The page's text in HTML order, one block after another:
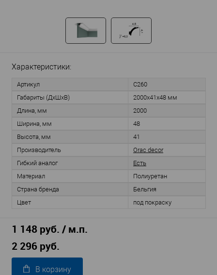
Характеристики:
Артикул
C260
Габариты (ДхШхВ)
2000x41x48 мм
Длина, мм
2000
Ширина, мм
48
Высота, мм
41
Производитель
Orac decor
Гибкий аналог
Есть
Материал
Полиуретан
Страна бренда
Бельгия
Цвет
под покраску
1 148 руб. / м.п.
2 296 руб.
В корзину